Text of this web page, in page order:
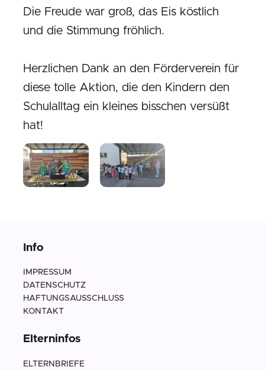
Die Freude war groß, das Eis köstlich
und die Stimmung fröhlich.
Herzlichen Dank an den Förderverein für
diese tolle Aktion, die den Kindern den
Schulalltag ein kleines bisschen versüßt
hat!
Info
IMPRESSUM
DATENSCHUTZ
HAFTUNGSAUSSCHLUSS
KONTAKT
Elterninfos
ELTERNBRIEFE